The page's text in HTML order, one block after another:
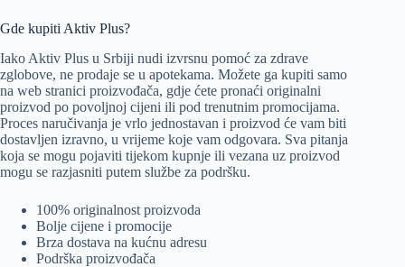
Gde kupiti Aktiv Plus?
Iako Aktiv Plus u Srbiji nudi izvrsnu pomoć za zdrave
zglobove, ne prodaje se u apotekama. Možete ga kupiti samo
na web stranici proizvođača, gdje ćete pronaći originalni
proizvod po povoljnoj cijeni ili pod trenutnim promocijama.
Proces naručivanja je vrlo jednostavan i proizvod će vam biti
dostavljen izravno, u vrijeme koje vam odgovara. Sva pitanja
koja se mogu pojaviti tijekom kupnje ili vezana uz proizvod
mogu se razjasniti putem službe za podršku.
100% originalnost proizvoda
Bolje cijene i promocije
Brza dostava na kućnu adresu
Podrška proizvođača